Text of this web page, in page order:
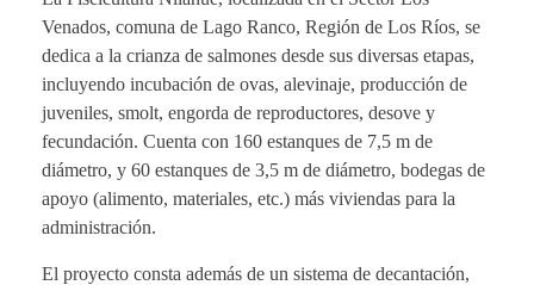
Venados, comuna de Lago Ranco, Región de Los Ríos, se
dedica a la crianza de salmones desde sus diversas etapas,
incluyendo incubación de ovas, alevinaje, producción de
juveniles, smolt, engorda de reproductores, desove y
fecundación. Cuenta con 160 estanques de 7,5 m de
diámetro, y 60 estanques de 3,5 m de diámetro, bodegas de
apoyo (alimento, materiales, etc.) más viviendas para la
administración.
El proyecto consta además de un sistema de decantación,